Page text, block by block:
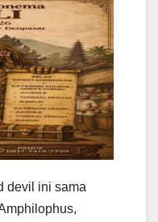
devil ini sama